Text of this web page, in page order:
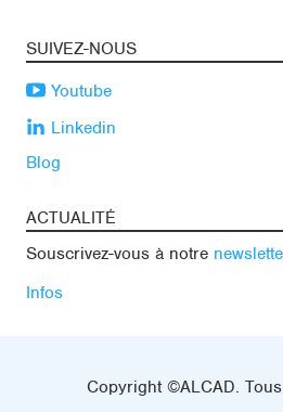
SUIVEZ-NOUS
Youtube
Linkedin
Blog
ACTUALITÉ
Souscrivez-vous à notre
Infos
Copyright ©ALCAD.